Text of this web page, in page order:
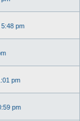
pm
pm
pm